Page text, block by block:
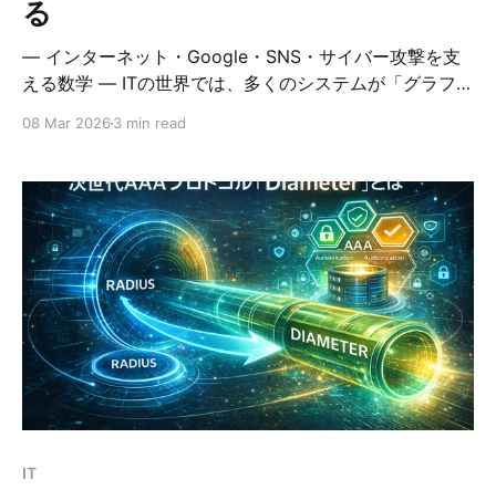
る
― インターネット・Google・SNS・サイバー攻撃を支
える数学 ― ITの世界では、多くのシステムが「グラフ」
記事では、IT分野でグラフ理論がどのように使われてい
るのかをわかりやすく解説します。 グラフ理論とは何か
まず、グラフ理論とは何かを簡単に説明します。 グラフ
とは ノード（点） + エッジ（線） で構成される構造で
す。 例： A ─ B \ / C ここでは * A, B, C → ノード * 線
→ エッジ になります。 この構造は 「もの同士の関係」
を表すのに非常に便利です。 インターネットは巨大なグ
ラフ インターネットの構造は、まさに巨大なグラフで
す。 要素 グラフ ルータ ノード 通信リンク エッジ
08 Mar 2026 3 min read
IT